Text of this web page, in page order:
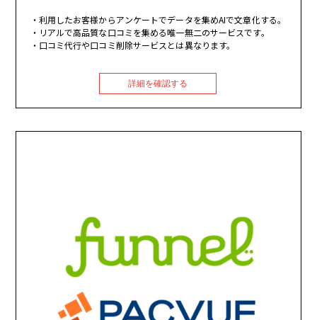
利用したお客様からアンケートでデータを集めAIで文章化する。
リアルで高品質な口コミを集める唯一無二のサービスです。
口コミ代行や口コミ削除サービスとは異なります。
詳細を確認する